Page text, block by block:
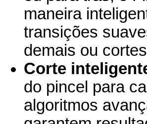
maneira
transições
demais ou
Corte
do pincel para
algoritmos